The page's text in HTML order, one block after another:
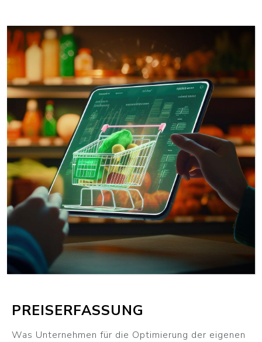
WEITER
PREISERFASSUNG
Was Unternehmen für die Optimierung der eigenen